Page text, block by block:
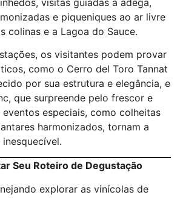
e piqueniques ao ar livre
colinas e a Lagoa do Sauce.
os visitantes podem provar
como o Cerro del Toro Tannat
por sua estrutura e elegância, e
que surpreende pelo frescor e
eventos especiais, como colheitas
harmonizados, tornam a
Seu Roteiro de Degustação
explorar as vinícolas de